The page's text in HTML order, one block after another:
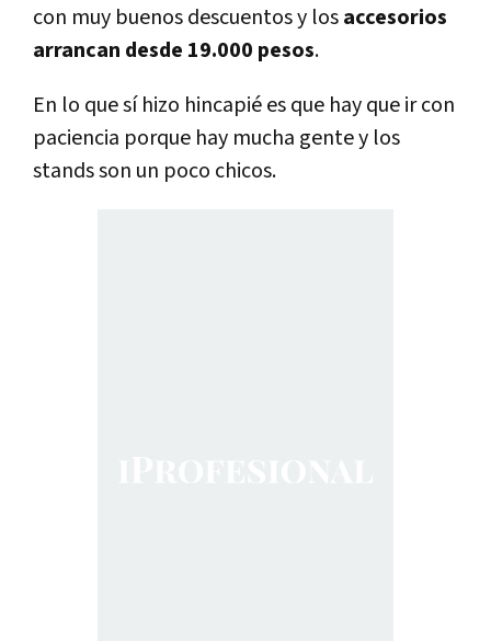
con muy buenos descuentos y losaccesorios
arrancan desde 19.000 pesos.
En lo que sí hizo hincapié es que hay que ir con
paciencia porque hay mucha gente y los
stands son un poco chicos.